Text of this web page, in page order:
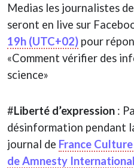
Medias les journalistes
seront en live sur
19h (UTC+02) pour
«Comment vérifier des
science»
#Liberté d’expression :
désinformation pendant
journal de France
de Amnesty International